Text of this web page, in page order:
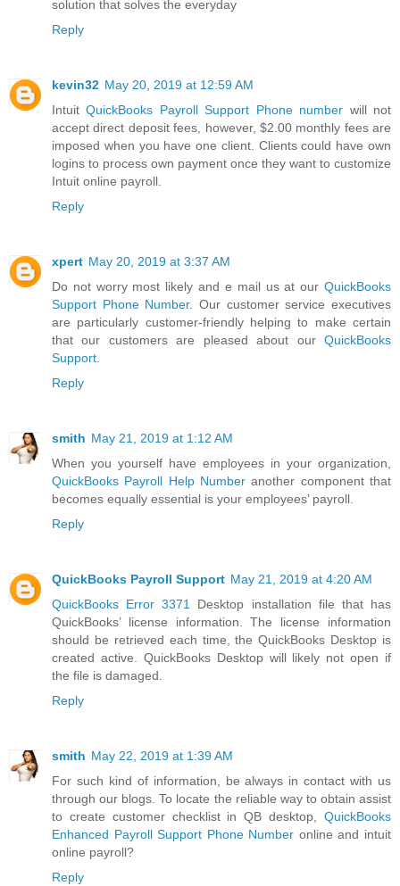
solution that solves the everyday
Reply
kevin32 May 20, 2019 at 12:59 AM
IntuitQuickBooks Payroll Support Phone number will not
accept direct deposit fees, however, $2.00 monthly fees are
imposed when you have one client. Clients could have own
logins to process own payment once they want to customize
Intuit online payroll.
Reply
xpert May 20, 2019 at 3:37 AM
Do not worry most likely and e mail us at our QuickBooks
Support Phone Number. Our customer service executives
are particularly customer-friendly helping to make certain
that our customers are pleased about our QuickBooks
Support
Reply
smith May 21, 2019 at 1:12 AM
When you yourself have employees in your organization,
QuickBooks Payroll Help Number another component that
becomes equally essential is your employees’ payroll.
Reply
QuickBooks Payroll Support May 21, 2019 at 4:20 AM
QuickBooks Error 3371
Desktop installation file that has
QuickBooks’ license information. The license information
should be retrieved each time, the QuickBooks Desktop is
created active. QuickBooks Desktop will likely not open if
the file is damaged.
Reply
smith May 22, 2019 at 1:39 AM
For such kind of information, be always in contact with us
through our blogs. To locate the reliable way to obtain assist
to create customer checklist in QB desktop, QuickBooks
Enhanced Payroll Support Phone Number online and intuit
online payroll?
Reply